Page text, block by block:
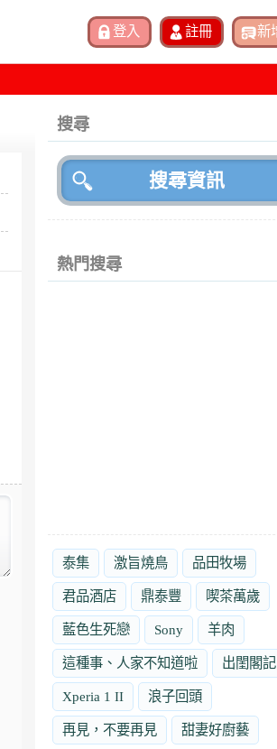
搜尋
熱門搜尋
泰集 激旨燒鳥 品田牧場
君品酒店 鼎泰豐 喫茶萬歲
藍色生死戀 Sony 羊肉
這種事、人家不知道啦 出閨閣記
Xperia 1 II 浪子回頭
再見，不要再見 甜妻好廚藝